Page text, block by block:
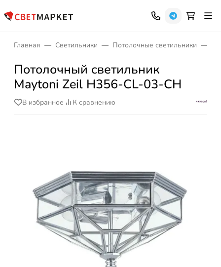
Главная Светильники Потолочные светильники
Потолочный светильник
Maytoni Zeil H356-CL-03-CH
В избранное К сравнению